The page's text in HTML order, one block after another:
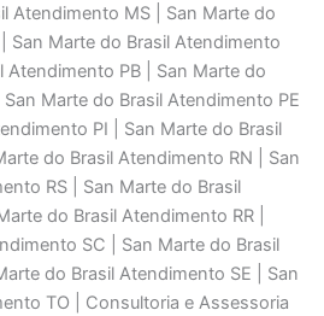
Atendimento MS | San Marte do
San Marte do Brasil Atendimento
Atendimento PB | San Marte do
Marte do Brasil Atendimento PE
PI | San Marte do Brasil
do Brasil Atendimento RN | San
RS | San Marte do Brasil
do Brasil Atendimento RR |
SC | San Marte do Brasil
do Brasil Atendimento SE | San
TO | Consultoria e Assessoria